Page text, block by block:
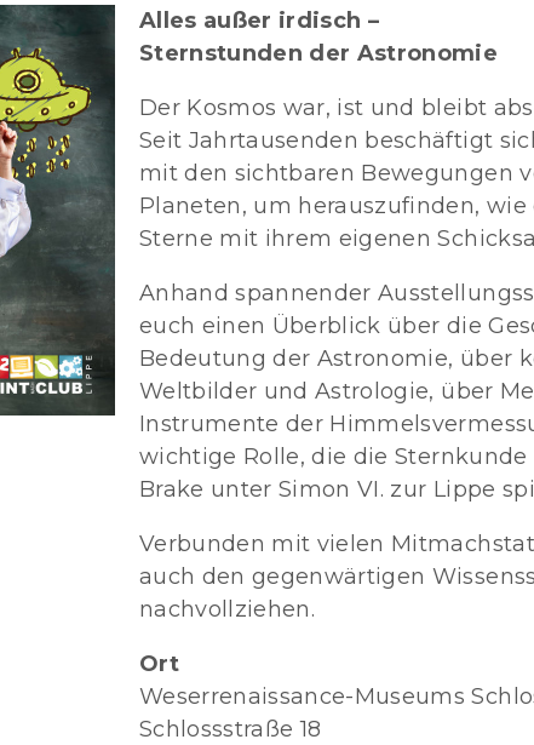
Alles außer irdisch –
Sternstunden der Astronomie
Der Kosmos war, ist und bleibt
Seit Jahrtausenden beschäftigt
mit den sichtbaren Bewegungen
Planeten, um herauszufinden,
Sterne mit ihrem eigenen
Anhand spannender
euch einen Überblick über die
Bedeutung der Astronomie, über
Weltbilder und Astrologie, über
Instrumente der
wichtige Rolle, die die Sternkunde
Brake unter Simon VI. zur Lippe
Verbunden mit vielen
auch den gegenwärtigen
nachvollziehen.
Ort
Weserrenaissance-Museums
Schlossstraße 18